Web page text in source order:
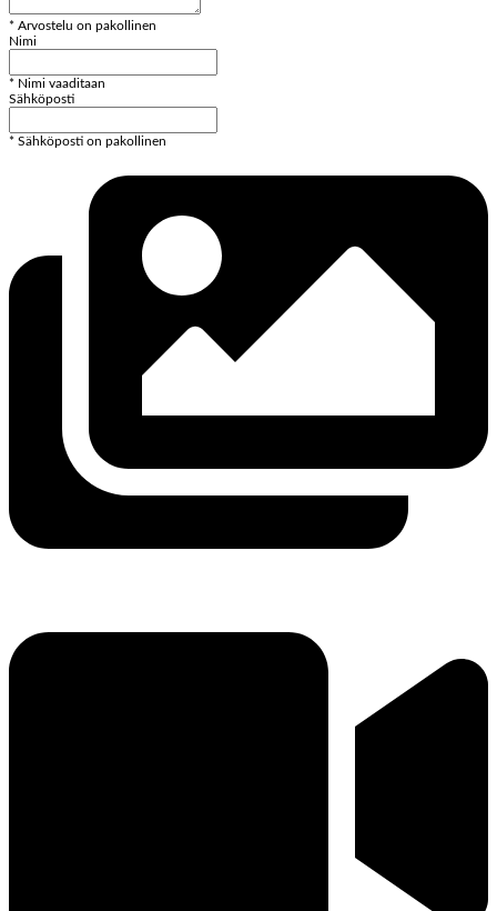
* Arvostelu on pakollinen
Nimi
* Nimi vaaditaan
Sähköposti
* Sähköposti on pakollinen